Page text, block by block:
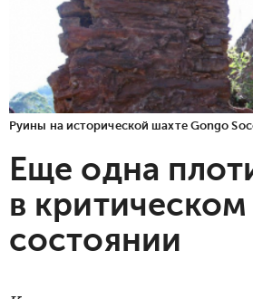
Руины на исторической шахте Gongo
Еще одна
в критическом
состоянии